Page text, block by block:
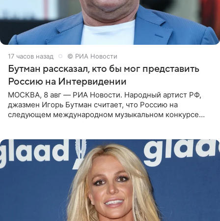
17 часов назад © РИА Новости
Бутман рассказал, кто бы мог представить
Россию на Интервидении
МОСКВА, 8 авг — РИА Новости. Народный артист РФ,
джазмен Игорь Бутман считает, что Россию на
следующем международном музыкальном конкурсе